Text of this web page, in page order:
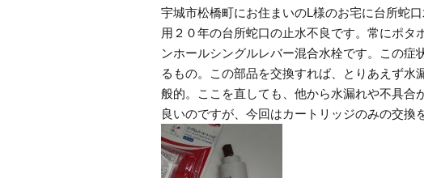
宇城市松橋町にお住まいのL様のお宅に台所蛇
用２０年の台所蛇口の止水不良です。常にポ
ンホールシングルレバー混合水栓です。この症
るもの。この部品を交換すれば、とりあえず
般的。ここを直しても、他から水漏れや不具
良いのですが、今回はカートリッジのみの交換